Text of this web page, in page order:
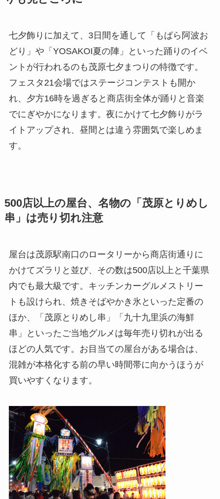
七夕飾りに加えて、3日間を通して「もばら阿波お
どり」や「YOSAKOI夏の陣」といった踊りのイベ
ントが行われるのも茂原七夕まつりの特徴です。
フェスタ21会場ではステージコンテストも開か
れ、夕方16時を過ぎると商店街全体が踊りと音楽
でにぎやかになります。夜にかけて七夕飾りがラ
イトアップされ、昼間とは違う雰囲気で楽しめま
す。
500店以上の屋台、名物の「茂原とりめし
串」は売り切れ注意
屋台は茂原駅南口のロータリーから商店街通りに
かけてズラリと並び、その数は500店以上と千葉県
内でも最大級です。キッチンカーグルメストリー
トも設けられ、焼きそばやかき氷といった定番の
ほか、「茂原とりめし串」「九十九里浜の海鮮
串」といったご当地グルメは毎年売り切れが出る
ほどの人気です。お目当ての屋台がある場合は、
混雑が本格化する前の早い時間帯に向かうほうが
買いやすくなります。